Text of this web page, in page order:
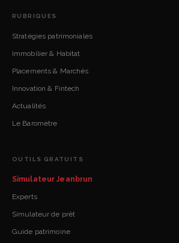
RUBRIQUES
Stratégies patrimoniales
Immobilier & Habitat
Placements & Marchés
Innovation & Fintech
Actualités
Le Baromètre
OUTILS GRATUITS
Simulateur Jeanbrun
Experts
Simulateur de prêt
Guide patrimoine